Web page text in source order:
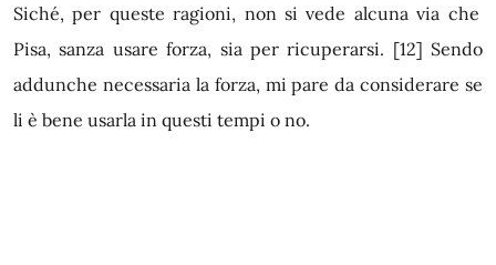
Siché, per queste ragioni, non si vede alcuna via che
Pisa, sanza usare forza, sia per ricuperarsi. [12] Sendo
addunche necessaria la forza, mi pare da considerare se
li è bene usarla in questi tempi o no.